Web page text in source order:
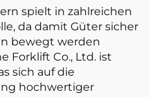
spielt in zahlreichen
da damit Güter sicher
bewegt werden
Forklift Co., Ltd. ist
sich auf die
hochwertiger